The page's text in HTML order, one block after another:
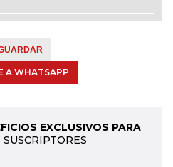
A WHATSAPP
EXCLUSIVOS PARA